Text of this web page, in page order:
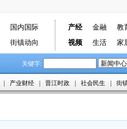
国内国际
街镇动向
产经 金融 教
视频
生活 家
关键字:
产业财经 晋江时政 社会民生 街